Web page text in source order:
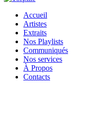
Accueil
Artistes
Extraits
Nos Playlists
Communiqués
Nos services
À Propos
Contacts